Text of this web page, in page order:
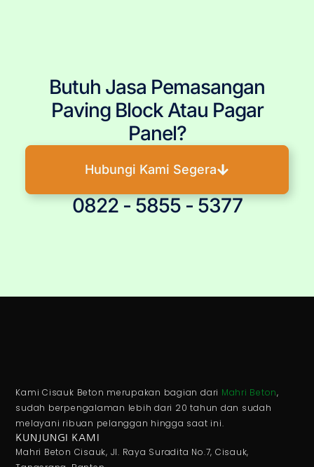
Butuh Jasa Pemasangan
Paving Block Atau Pagar
Panel?
Hubungi Kami Segera
0822 - 5855 - 5377
Kami Cisauk Beton merupakan bagian dari Mahri Beton,
sudah berpengalaman lebih dari 20 tahun dan sudah
melayani ribuan pelanggan hingga saat ini.
KUNJUNGI KAMI
Mahri Beton Cisauk, Jl. Raya Suradita No.7, Cisauk,